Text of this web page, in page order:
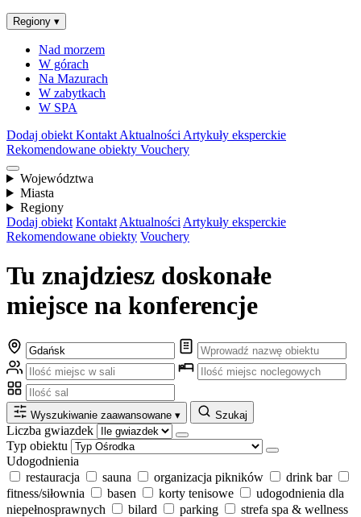
Regiony ▾
Nad morzem
W górach
Na Mazurach
W zabytkach
W SPA
Dodaj obiekt Kontakt Aktualności Artykuły eksperckie
Rekomendowane obiekty Vouchery
Województwa
Miasta
Regiony
Dodaj obiekt Kontakt Aktualności Artykuły eksperckie
Rekomendowane obiekty Vouchery
Tu znajdziesz doskonałe
miejsce na konferencje
Wyszukiwanie zaawansowane ▾ Szukaj
Liczba gwiazdek
Typ obiektu
Udogodnienia
restauracja
sauna organizacja pikników
drink bar
fitness/siłownia
basen korty tenisowe
udogodnienia dla
niepełnosprawnych
bilard parking
strefa spa & wellness